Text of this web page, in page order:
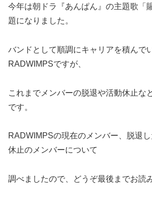
今年は朝ドラ『あんぱん』の主題歌「
題になりました。
バンドとして順調にキャリアを積んで
RADWIMPSですが、
これまでメンバーの脱退や活動休止な
です。
RADWIMPSの現在のメンバー、脱退
休止のメンバーについて
調べましたので、どうぞ最後までお読